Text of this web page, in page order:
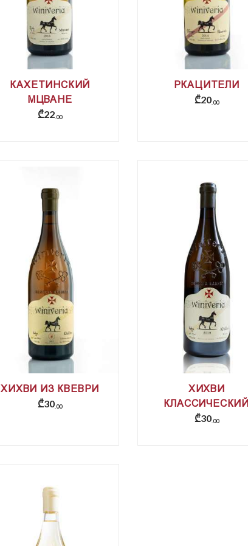
КАХЕТИНСКИЙ
МЦВАНЕ
₾22 00
РКАЦИТЕЛИ
₾2000
ХИХВИ ИЗ КВЕВРИ
₾30 00
ХИХВИ
КЛАССИЧЕСКИЙ
₾30 00